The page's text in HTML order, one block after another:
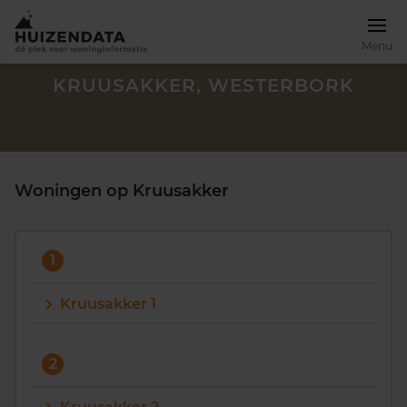
Menu
Zoek een woning
KRUUSAKKER, WESTERBORK
Woningen op Kruusakker
1
Kruusakker 1
2